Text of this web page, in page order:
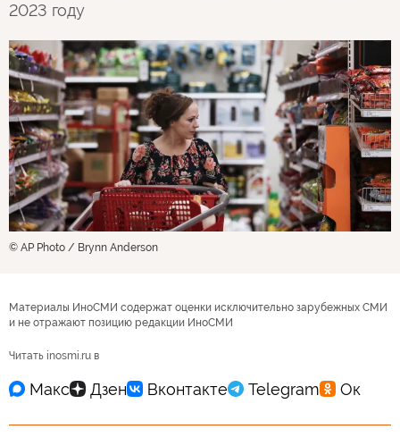
2023 году
© AP Photo / Brynn Anderson
Материалы ИноСМИ содержат оценки исключительно зарубежных СМИ
и не отражают позицию редакции ИноСМИ
Читать inosmi.ru в